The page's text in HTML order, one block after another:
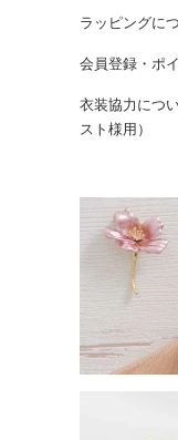
ラッピングに
会員登録・ポ
衣装協力につ
スト様用）